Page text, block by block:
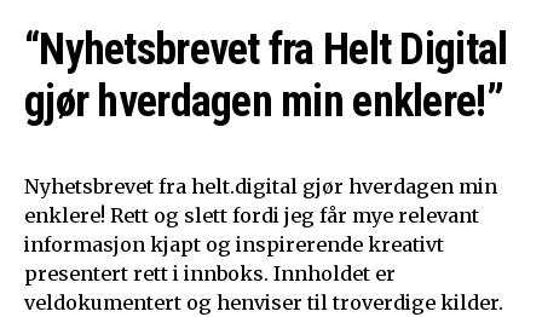
“Nyhetsbrevet fra Helt Digital
gjør hverdagen min enklere!”
Nyhetsbrevet fra helt.digital gjør hverdagen min
enklere! Rett og slett fordi jeg får mye relevant
informasjon kjapt og inspirerende kreativt
presentert rett i innboks. Innholdet er
veldokumentert og henviser til troverdige kilder.